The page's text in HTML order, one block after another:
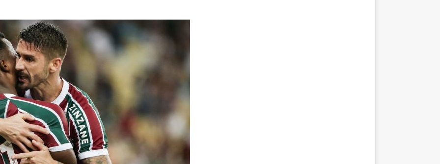
aponta principal responsável pela eliminação do Fluminense
atuações: Fluminense 1 x 3 Vasco – Copa do Brasil 2026
vexame! Fluminense perde para o Vasco e se despede da Copa
X Palmeiras — Oitavas Copa do Brasil 2026: Palpites, Odds e
anuncia escalação para confronto decisivo contra o Vasco